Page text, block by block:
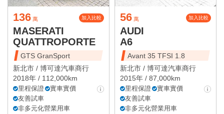
136 萬 加入比較
MASERATI
QUATTROPORTE
GTS GranSport
新北市 / 博可達汽車商行
2018年 / 112,000km
里程保證
實車實價
友善試車
非多元化營業用車
56 萬 加入比較
AUDI
A6
Avant 35 TFSI 1.8
新北市 / 博可達汽車商行
2015年 / 87,000km
里程保證
實車實價
友善試車
非多元化營業用車